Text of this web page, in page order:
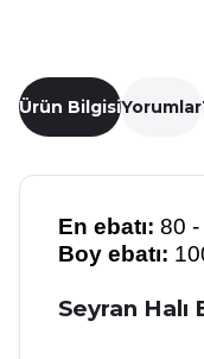
Ürün BilgisiYorumlar
En ebatı: 80 -
Boy ebatı:
Seyran